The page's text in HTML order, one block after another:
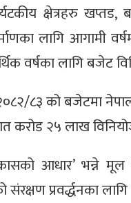
क्षेत्रहरु
लागि आगामी
वर्षका लागि बजेट
८३ को बजेटमा नेपाल
करोड २५ लाख
आधार’ भन्ने
प्रवर्द्धनका लागि